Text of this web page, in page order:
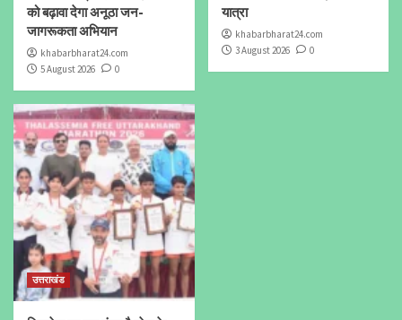
को बढ़ावा देगा अनूठा जन-
जागरूकता अभियान
khabarbharat24.com
5 August 2026
0
यात्रा
khabarbharat24.com
3 August 2026
0
उत्तराखंड